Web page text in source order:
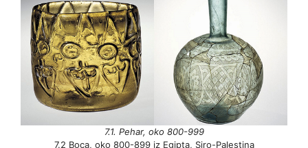
7.1. Pehar, oko 800-999
7.2 Boca, oko 800-899 iz Egipta, Siro-Palestina